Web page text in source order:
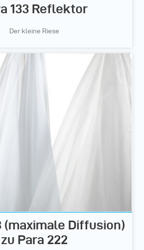
133 Reflektor
Der kleine Riese
(maximale Diffusion)
zu Para 222